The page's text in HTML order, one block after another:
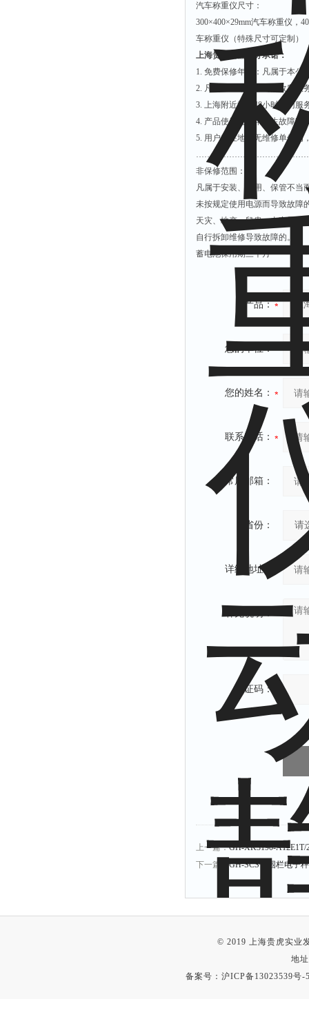
汽车称重仪尺寸：
300×400×29mm汽车称重仪，
车称重仪（特殊尺寸可定制）
上海贵虎衡器服务承诺：
1. 免费保修年限：凡属于本公
2. 凡超出一年的，均按收费服
3. 上海附近地区48小时上门服
4. 产品使用过五年发生故障时
5. 用户所在地暂无维修单位的
非保修范围：
凡属于安装、使用、保管不当
未按规定使用电源而导致故障
天灾、地变、鼠患、虫害导致
自行拆卸维修导致故障的。
蓄电池保用期三个月
产品：
您的单位：
您的姓名：
联系电话：
常用邮箱：
省份：
详细地址：
补充说明：
验证码：
上一篇：GH-XK3190-
下一篇： GH-SCS带围栏电子
© 2019 上海贵虎实业
地
备案号：沪ICP备13023539号-